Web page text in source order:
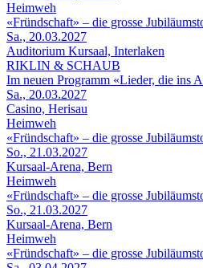
Heimweh
«Fründschaft» – die grosse
Sa., 20.03.2027
Auditorium Kursaal, Interlaken
RIKLIN & SCHAUB
Im neuen Programm «Lieder, die ins
Sa., 20.03.2027
Casino, Herisau
Heimweh
«Fründschaft» – die grosse
So., 21.03.2027
Kursaal-Arena, Bern
Heimweh
«Fründschaft» – die grosse
So., 21.03.2027
Kursaal-Arena, Bern
Heimweh
«Fründschaft» – die grosse